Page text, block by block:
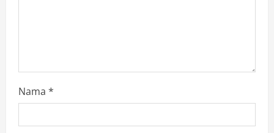
Nama *